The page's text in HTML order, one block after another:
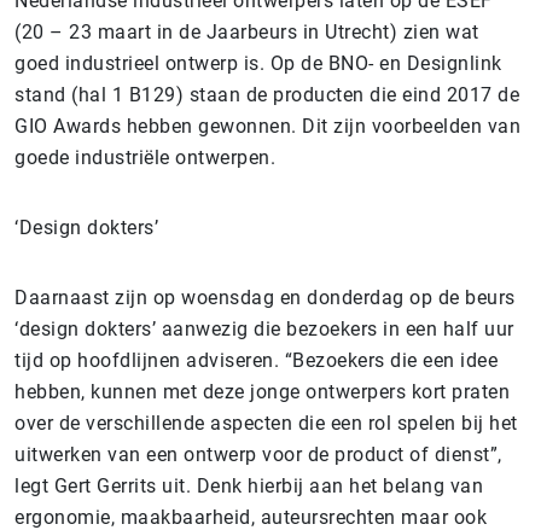
(20 – 23 maart in de Jaarbeurs in Utrecht) zien wat
goed industrieel ontwerp is. Op de BNO- en Designlink
stand (hal 1 B129) staan de producten die eind 2017 de
GIO Awards hebben gewonnen. Dit zijn voorbeelden van
goede industriële ontwerpen.
‘Design dokters’
Daarnaast zijn op woensdag en donderdag op de beurs
‘design dokters’ aanwezig die bezoekers in een half uur
tijd op hoofdlijnen adviseren. “Bezoekers die een idee
hebben, kunnen met deze jonge ontwerpers kort praten
over de verschillende aspecten die een rol spelen bij het
uitwerken van een ontwerp voor de product of dienst”,
legt Gert Gerrits uit. Denk hierbij aan het belang van
ergonomie, maakbaarheid, auteursrechten maar ook